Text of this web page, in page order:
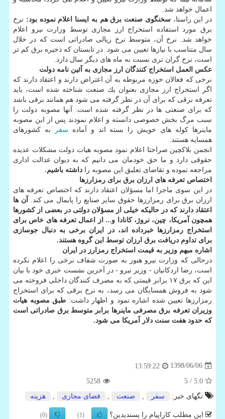
اعمال خواهد شد.
در این راستا،سخنگوی صنعت برق هم به ایسنا اعلام نموده بود: نرخ
برق مورد استفاده استخراج ارز مجازی توسط وزارت نیرو اعلام
خواهد شد. نرخ آن، متوسط نرخ ریالی صادراتی است كه در خلال
سال متناسب با نیازها تعیین می شود. در تابستان كه ذخیره برق كم تر
است، نرخ گران تری نسبت به ماه های دیگر سال دارد.
عكس العمل استخراج كنندگان ارز مجازی به آئین نامه دولت
نرخی كه فعالان حوزه مربوطه به آن اعتراض دارند و اعتقاد دارند كه
اگر استخراج ارز مجازی بعنوان یك صنعت شناخته شده است، باید
تعرفه برقی كه برای آن در نظر گرفته می شود هم همانند برقی باشد
كه برای صنعتی ها در نظر گرفته شده است. آنها مصوبه دولت را
سبب مرگ بخش خصوصی دانسته و اعلام نمودند پس از این مصوبه
ماینرها كوله های خویش را بسته اند و آماده سفر
به كشورهای
همسایه هستند.
انجمن بلاكچین صراحتا اعلام نمود مصوبه هیات دولت مشكلات عدیده
حقوقی دارد و ما حق خودمان می دانیم كه به دیوان عدالت اداری
مراجعه نموده و تقاضای تعلیق این مصوبه را داشته باشیم.
اختصاص تعرفه های ارزان برق برای رمزارزها
در این سوی ماجرا اما مسؤلان اعتقاد دارند كه اختصاص تعرفه های
ارزان برق برای رمزارزها حقوق سایر صنایع را پایمال می كند.
آن ها
اعتقاد دارند كه در حالیكه خیلی از مسؤلان دولتی در بعضی از كشورها
همچون آمریكا، چین، نروژ، كانادا و... از اعمال تعرفه های خاص برای
استخراج رمزارزها خبرداده اند، در ایران برخی به دنبال جوسازی
برای تداوم دریافت برق ارزان توسط این گروه هستند.
اشاره مبهم وزیر به قیمت استخراج رمزارز در ایران
درحالی كه وزارت نیرو هنوز به صورت شفاف نرخی را اعلام نكرده
است، رضا اردكانیان - وزیر نیرو - در آخرین نشست خبری خود با بیان
این كه برق ۱۷ برابر قیمتی كه به مصرف كنندگان داخلی فروخته می
شود به فروش همسایگان می رسد، به نرخ برقی كه برای استخراج
رمزارزها تعیین شده اشاره نمود و اظهار داشت: طبق مصوبه هیات
وزیران تعرفه برق مصرفی ماینرها برابر متوسط برق صادراتی است
كه حدود هفت سنت دلار آمریكا می شود.
1398/06/06
13:59:22
5.0
/ 5
5258
تگهای خبر:
سفر صنعت فضای مجازی هزینه
این مطلب کاراپیام را پسندیدین؟ (1)
(0)